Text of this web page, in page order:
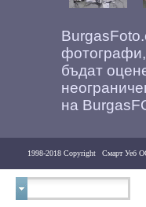
фотографи,
бъдат
на
1998-2018 Copyright Смарт Уеб